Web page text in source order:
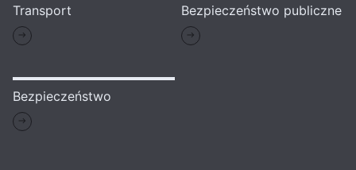
Transport Bezpieczeństwo publiczne
Bezpieczeństwo